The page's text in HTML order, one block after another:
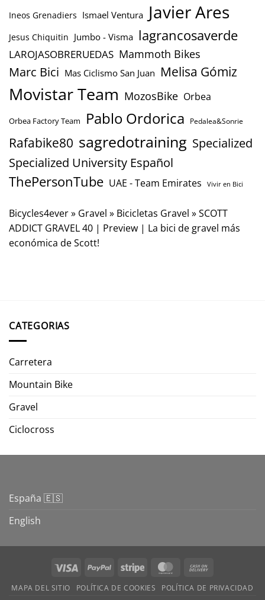
Ineos Grenadiers Ismael Ventura Javier Ares
Jesus Chiquitin Jumbo - Visma lagrancosaverde
LAROJASOBRERUEDAS Mammoth Bikes
Marc Bici Mas Ciclismo San Juan Melisa Gómiz
Movistar Team MozosBike Orbea
Orbea Factory Team Pablo Ordorica Pedalea&Sonrie
Rafabike80 sagredotraining Specialized
Specialized University Español
ThePersonTube UAE - Team Emirates Vivir en Bici
Bicycles4ever» Gravel » Bicicletas Gravel »SCOTT
ADDICT GRAVEL 40 | Preview | La bici de gravel más
económica de Scott!
CATEGORIAS
Carretera
Mountain Bike
Gravel
Ciclocross
España 🇪🇸
English
Visa PayPal Stripe MasterCard
Delivery
MAPA DEL SITIO POLÍTICA DE COOKIES POLÍTICA DE PRIVACIDAD